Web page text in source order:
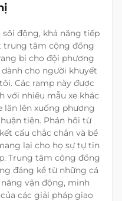
động, khả năng tiếp
trung tâm cộng đồng
bị cho đội phương
cho người khuyết
Các ramp này được
với nhiều mẫu xe khác
lăn lên xuống phương
tiện. Phản hồi từ
cấu chắc chắn và bề
lại cho họ sự tự tin
Trung tâm cộng đồng
đáng kể từ những cá
vận động, minh
các giải pháp giao